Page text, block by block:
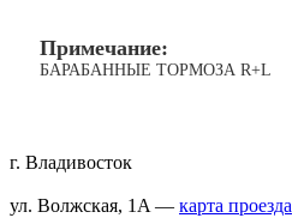
Примечание:
БАРАБАННЫЕ ТОРМОЗА R+L
г. Владивосток
ул. Волжская, 1A — карта проезда